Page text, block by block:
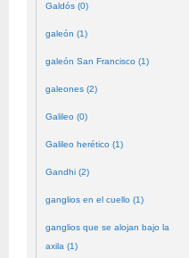
Galdós (0)
galeón (1)
galeón San Francisco (1)
galeones (2)
Galileo (0)
Galileo herético (1)
Gandhi (2)
ganglios en el cuello (1)
ganglios que se alojan bajo la
axila (1)